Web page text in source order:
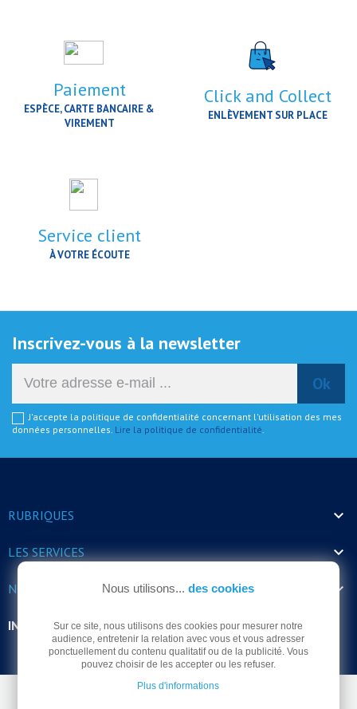
Paiement
ESPÈCE, CARTE BANCAIRE &
VIREMENT
Click and Collect
ENLÈVEMENT SUR PLACE
Service client
À VOTRE ÉCOUTE
Inscrivez-vous à la newsletter
J'accepte la politique de confidentialité concernant l'utilisation des mes
données personnelles. Lire la politique de confidentialité
RUBRIQUES 
LES SERVICES 
NOS HORAIRES 
INFORMATIONS
Nous utilisons... des cookies
Sur ce site, nous utilisons des cookies pour mesurer notre
audience, entretenir la relation avec vous et vous adresser
ponctuellement du contenu qualitatif ou de la publicité. Vous
pouvez choisir de les accepter ou les refuser.
Plus d'informations